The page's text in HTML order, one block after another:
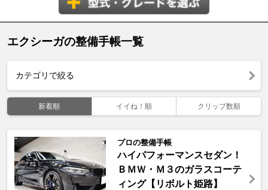
エクシーガの整備手帳一覧
カテゴリで絞る
新着順 イイね！順 クリップ数順
プロの整備手帳
ハイパフォーマンスセダン！
ＢＭＷ・Ｍ３のガラスコーテ
ィング【リボルト姫路】